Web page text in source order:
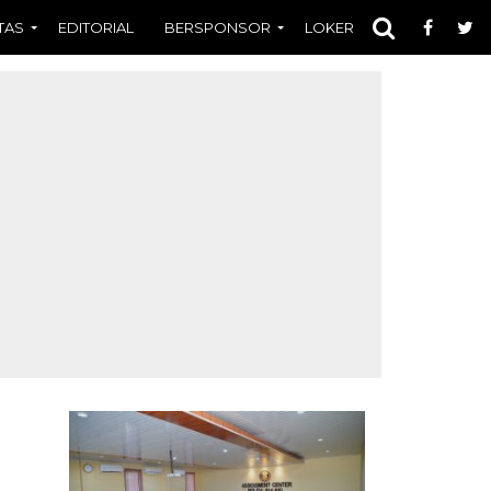
EDITORIAL BERSPONSOR LOKER OPINI